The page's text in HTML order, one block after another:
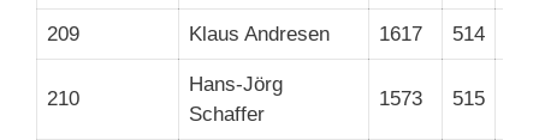
209 Klaus Andresen 1617 514
210
Hans-Jörg
Schaffer
1573 515